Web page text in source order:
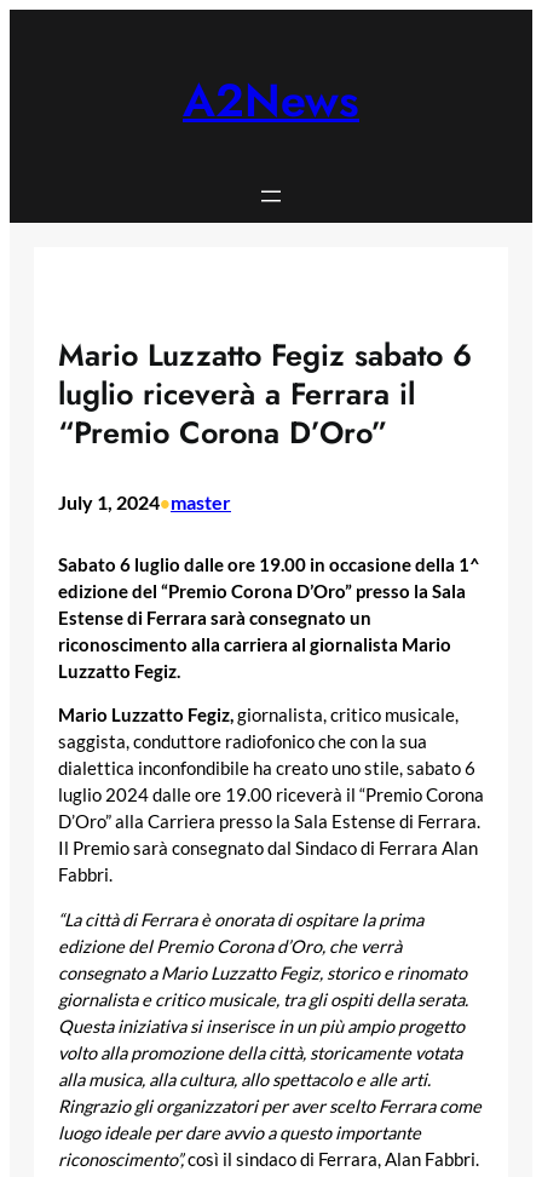
A2News
Mario Luzzatto Fegiz sabato 6
luglio riceverà a Ferrara il
“Premio Corona D’Oro”
July 1, 2024•master
Sabato 6 luglio dalle ore 19.00 in occasione della 1^
edizione del “Premio Corona D’Oro” presso la Sala
Estense di Ferrara sarà consegnato un
riconoscimento alla carriera al giornalista Mario
Luzzatto Fegiz.
Mario Luzzatto Fegiz,giornalista, critico musicale,
saggista, conduttore radiofonico che con la sua
dialettica inconfondibile ha creato uno stile, sabato 6
luglio 2024 dalle ore 19.00 riceverà il “Premio Corona
D’Oro” alla Carriera presso la Sala Estense di Ferrara.
Il Premio sarà consegnato dal Sindaco di Ferrara Alan
Fabbri.
“La città di Ferrara è onorata di ospitare la prima
edizione del Premio Corona d’Oro, che verrà
consegnato a Mario Luzzatto Fegiz, storico e rinomato
giornalista e critico musicale, tra gli ospiti della serata.
Questa iniziativa si inserisce in un più ampio progetto
volto alla promozione della città, storicamente votata
alla musica, alla cultura, allo spettacolo e alle arti.
Ringrazio gli organizzatori per aver scelto Ferrara come
luogo ideale per dare avvio a questo importante
riconoscimento”,così il sindaco di Ferrara, Alan Fabbri.